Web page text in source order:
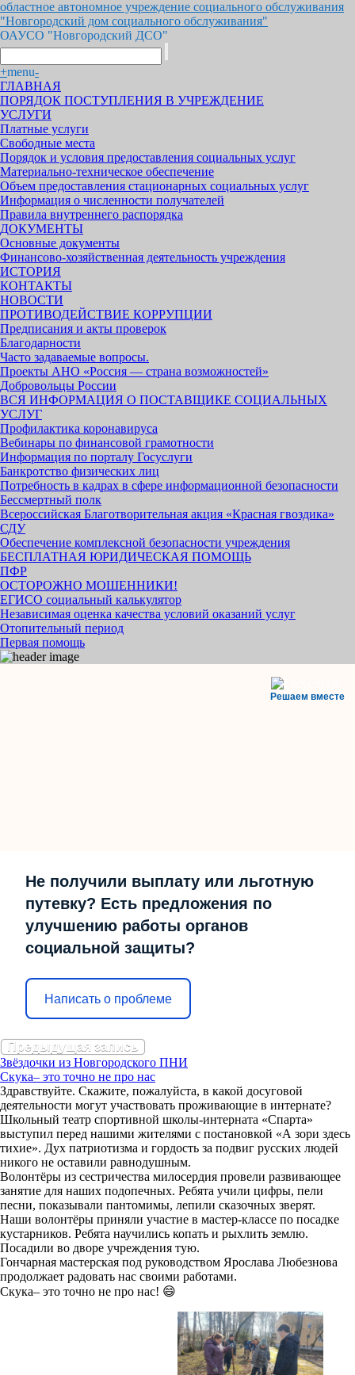
областное автономное учреждение социального обслуживания
"Новгородский дом социального обслуживания"
ОАУСО "Новгородский ДСО"
+menu-
ГЛАВНАЯ
ПОРЯДОК ПОСТУПЛЕНИЯ В УЧРЕЖДЕНИЕ
УСЛУГИ
Платные услуги
Свободные места
Порядок и условия предоставления социальных услуг
Материально-техническое обеспечение
Объем предоставления стационарных социальных услуг
Информация о численности получателей
Правила внутреннего распорядка
ДОКУМЕНТЫ
Основные документы
Финансово-хозяйственная деятельность учреждения
ИСТОРИЯ
КОНТАКТЫ
НОВОСТИ
ПРОТИВОДЕЙСТВИЕ КОРРУПЦИИ
Предписания и акты проверок
Благодарности
Часто задаваемые вопросы.
Проекты АНО «Россия — страна возможностей»
Добровольцы России
ВСЯ ИНФОРМАЦИЯ О ПОСТАВЩИКЕ СОЦИАЛЬНЫХ
УСЛУГ
Профилактика коронавируса
Вебинары по финансовой грамотности
Информация по порталу Госуслуги
Банкротство физических лиц
Потребность в кадрах в сфере информационной безопасности
Бессмертный полк
Всероссийская Благотворительная акция «Красная гвоздика»
СДУ
Обеспечение комплексной безопасности учреждения
БЕСПЛАТНАЯ ЮРИДИЧЕСКАЯ ПОМОЩЬ
ПФР
ОСТОРОЖНО МОШЕННИКИ!
ЕГИСО социальный калькулятор
Независимая оценка качества условий оказаний услуг
Отопительный период
Первая помощь
Решаем вместе
Не получили выплату или льготную
путевку? Есть предложения по
улучшению работы органов
социальной защиты?
Написать о проблеме
Предыдущая запись
Звёздочки из Новгородского ПНИ
Скука– это точно не про нас
Здравствуйте. Скажите, пожалуйста, в какой досуговой
деятельности могут участвовать проживающие в интернате?
Школьный театр спортивной школы-интерната «Спарта»
выступил перед нашими жителями с постановкой «А зори здесь
тихие». Дух патриотизма и гордость за подвиг русских людей
никого не оставили равнодушным.
Волонтёры из сестричества милосердия провели развивающее
занятие для наших подопечных. Ребята учили цифры, пели
песни, показывали пантомимы, лепили сказочных зверят.
Наши волонтёры приняли участие в мастер-классе по посадке
кустарников. Ребята научились копать и рыхлить землю.
Посадили во дворе учреждения тую.
Гончарная мастерская под руководством Ярослава Любезнова
продолжает радовать нас своими работами.
Скука– это точно не про нас! 😄